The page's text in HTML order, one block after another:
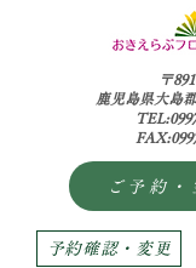
〒
鹿児島県大島
ご予約・
予約確認・変更